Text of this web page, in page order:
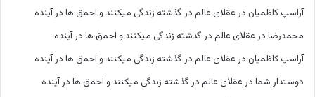
آراسپ کاظمیان در عقلای عالم در گذشته زندگی میکنند و احمق ها در آینده
محمدرضا در عقلای عالم در گذشته زندگی میکنند و احمق ها در آینده
آراسپ کاظمیان در عقلای عالم در گذشته زندگی میکنند و احمق ها در آینده
دوستدار شما در عقلای عالم در گذشته زندگی میکنند و احمق ها در آینده